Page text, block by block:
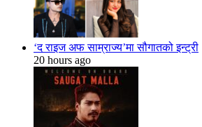
‘द राइज अफ साम्राज्य’मा सौगातको इन्ट्री
20 hours ago